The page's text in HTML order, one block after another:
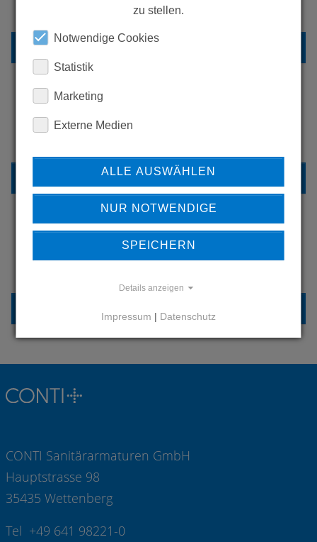
PRODUKTE SEHEN?
ZURÜCK ZUR ÜBERSICHT
ERFAHREN SIE MEHR ÜBER
REFERENZEN
HABEN SIE FRAGEN?
CONTI Sanitärarmaturen GmbH
Hauptstrasse 98
35435 Wettenberg
Tel +49 641 98221-0
zu stellen.
Notwendige Cookies
Statistik
Marketing
Externe Medien
ALLE AUSWÄHLEN
NUR NOTWENDIGE
SPEICHERN
Details anzeigen
Impressum | Datenschutz